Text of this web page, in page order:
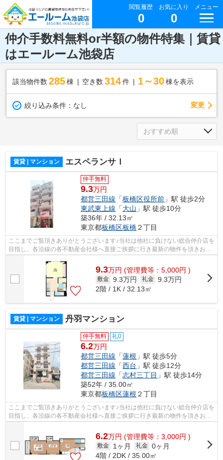
閲覧履歴
0
お気に入り
0
メニュー
仲介手数料無料or半額の物件特集｜賃貸
はエールーム池袋店
該当物件数 285棟 空き数 314 件 1～30 棟を表示
絞り込み条件： なし 変更
賃貸 | マンション エスペランサＩ
仲手無料
9.3万円
都営三田線 「板橋区役所前 」駅 徒歩2分
東武東上線 「大山 」駅 徒歩10分
築36年 / 32.13㎡
東京都板橋区板橋２丁目
ここまでご覧頂きありがとうございます♪当社は他社に負けない総合仲介店を
目指し、各沿線の各不動産会社様へ直接ご挨拶に行き最新の物件を頂きお客
様へ提供しております！最新の情報は...
9.3万円 (管理費等：5,000円 )
敷金 9.3万円 礼金 9.3万円
2階 / 1K / 32.13㎡
賃貸 | マンション 丹羽マンション
仲手無料 礼0
6.2万円
都営三田線 「蓮根 」駅 徒歩5分
都営三田線 「西台 」駅 徒歩12分
都営三田線 「志村三丁目 」駅 徒歩14分
築52年 / 35.00㎡
東京都板橋区蓮根 ２丁目
ここまでご覧頂きありがとうございます♪当社は他社に負けない総合仲介店を
目指し、各沿線の各不動産会社様へ直接ご挨拶に行き最新の物件を頂きお客
6.2万円 (管理費等：3,000円 )
敷金 1ヶ月 礼金 0ヶ月
4階 / 2DK / 35.00㎡